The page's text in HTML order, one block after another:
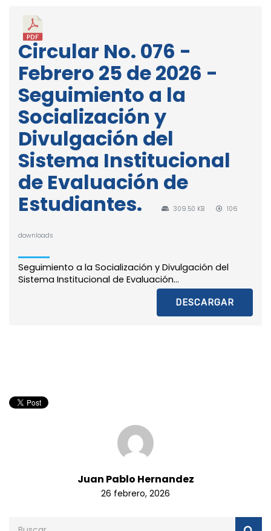
Circular No. 076 -
Febrero 25 de 2026 -
Seguimiento a la
Socialización y
Divulgación del
Sistema Institucional
de Evaluación de
Estudiantes.
309.50 KB 106
downloads
Seguimiento a la Socialización y Divulgación del
Sistema Institucional de Evaluación...
DESCARGAR
Juan Pablo Hernandez
26 febrero, 2026